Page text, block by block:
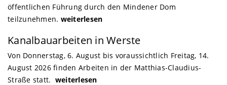
öffentlichen Führung durch den Mindener Dom
teilzunehmen. weiterlesen
Kanalbauarbeiten in Werste
Von Donnerstag, 6. August bis voraussichtlich Freitag, 14.
August 2026 finden Arbeiten in der Matthias-Claudius-
Straße statt. weiterlesen